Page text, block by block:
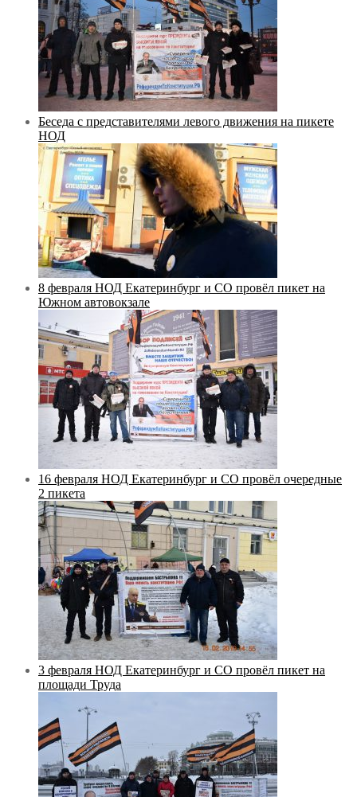
Беседа с представителями левого движения на пикете
НОД
8 февраля НОД Екатеринбург и СО провёл пикет на
Южном автовокзале
16 февраля НОД Екатеринбург и СО провёл очередные
2 пикета
3 февраля НОД Екатеринбург и СО провёл пикет на
площади Труда